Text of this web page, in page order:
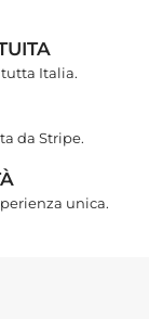
Italia.
da Stripe.
unica.